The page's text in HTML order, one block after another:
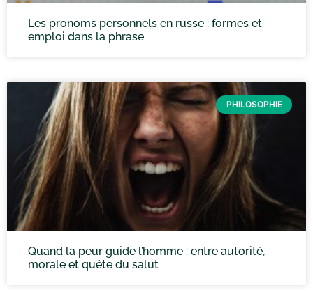
Les pronoms personnels en russe : formes et
emploi dans la phrase
PHILOSOPHIE
Quand la peur guide l’homme : entre autorité,
morale et quête du salut